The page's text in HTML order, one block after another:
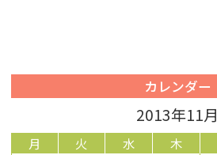
カレンダー
2013年11月
月 火 水 木